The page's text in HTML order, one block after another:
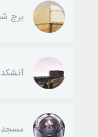
برج
مسجد